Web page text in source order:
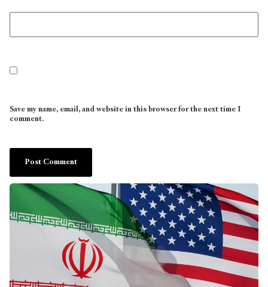
Save my name, email, and website in this browser for the next time I
comment.